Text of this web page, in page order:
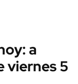
a
viernes 5